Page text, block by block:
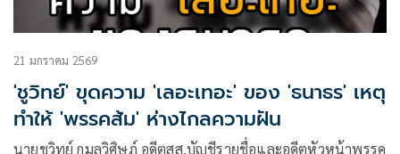
21 มกราคม 2569
'ชูวิทย์' ขุดความ 'เลอะเทอะ' ของ 'ธนาธร' เหตุ
ทำให้ 'พรรคส้ม' ห่างไกลความฝัน
นายชูวิทย์ กมลวิศิษฎ์ อดีตสส.บัญชีรายชื่อและอดีตหัวหน้าพรรค